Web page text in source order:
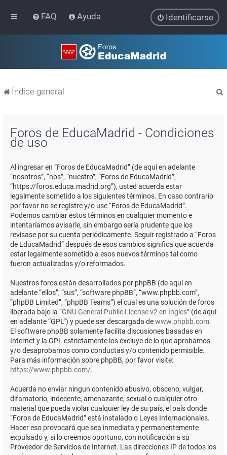
FAQ Ayuda Identificarse
Índice general
Foros de EducaMadrid - Condiciones
de uso
Al ingresar en “Foros de EducaMadrid” (de aquí en adelante
“nosotros”, “nos”, “nuestro”, “Foros de EducaMadrid”,
“https://foros.educa.madrid.org”), usted acuerda estar
legalmente sometido a los siguientes términos. En caso contrario
por favor no se registre y/o use “Foros de EducaMadrid”.
Podemos cambiar estos términos en cualquier momento e
intentaríamos avisarle, sin embargo sería prudente que los
revisase por su cuenta periódicamente. Seguir registrado a “Foros
de EducaMadrid” después de esos cambios significa que acuerda
estar legalmente sometido a esos nuevos términos tal como
fueron actualizados y/o reformados.
Nuestros foros están desarrollados por phpBB (de aquí en
adelante “ellos”, “sus”, “software phpBB”, “www.phpbb.com”,
“phpBB Limited”, “phpBB Teams”) el cual es una solución de foros
liberada bajo la “GNU General Public License v2 en Ingles” (de aquí
en adelante “GPL”) y puede ser descargada dewww.phpbb.com.
El software phpBB solamente facilita discusiones basadas en
Internet y la GPL estrictamente los excluye de lo que aprobamos
y/o desaprobamos como conductas y/o contenido permisible.
Para más información sobre phpBB, por favor visite:
https://www.phpbb.com/.
Acuerda no enviar ningun contenido abusivo, obsceno, vulgar,
difamatorio, indecente, amenazante, sexual o cualquier otro
material que pueda violar cualquier ley de su país, el país donde
“Foros de EducaMadrid” está instalado o Leyes Internacionales.
Hacer eso provocará que sea inmediata y permanentemente
expulsado y, si lo creemos oportuno, con notificación a su
Proveedor de Servicios de Internet. Las direcciones IP de todos los